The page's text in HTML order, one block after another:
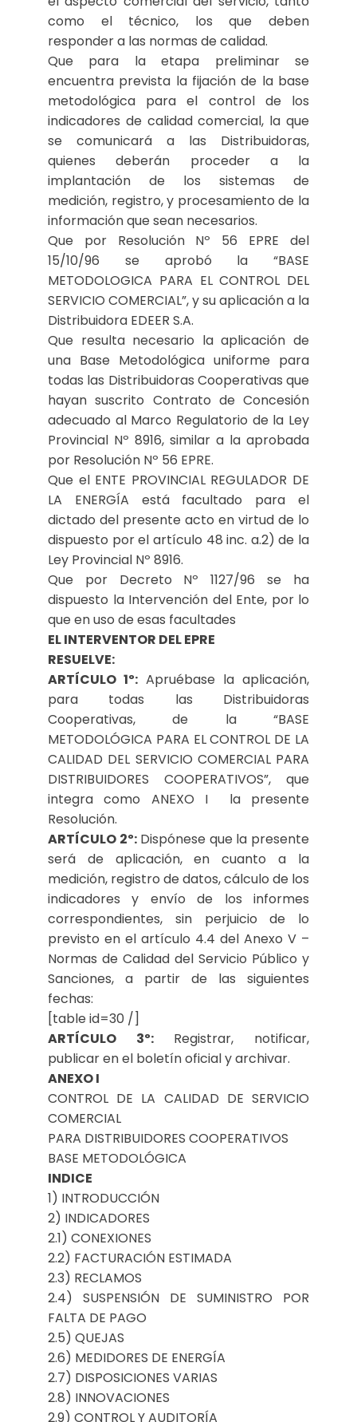
como el técnico, los que deben
responder a las normas de calidad.
Que para la etapa preliminar se
encuentra prevista la fijación de la base
metodológica para el control de los
indicadores de calidad comercial, la que
se comunicará a las Distribuidoras,
quienes deberán proceder a la
implantación de los sistemas de
medición, registro, y procesamiento de la
información que sean necesarios.
Que por Resolución Nº 56 EPRE del
15/10/96 se aprobó la “BASE
METODOLOGICA PARA EL CONTROL DEL
SERVICIO COMERCIAL”, y su aplicación a la
Distribuidora EDEER S.A.
Que resulta necesario la aplicación de
una Base Metodológica uniforme para
todas las Distribuidoras Cooperativas que
hayan suscrito Contrato de Concesión
adecuado al Marco Regulatorio de la Ley
Provincial Nº 8916, similar a la aprobada
por Resolución Nº 56 EPRE.
Que el ENTE PROVINCIAL REGULADOR DE
LA ENERGÍA está facultado para el
dictado del presente acto en virtud de lo
dispuesto por el artículo 48 inc. a.2) de la
Ley Provincial Nº 8916.
Que por Decreto Nº 1127/96 se ha
dispuesto la Intervención del Ente, por lo
que en uso de esas facultades
EL INTERVENTOR DEL EPRE
RESUELVE:
ARTÍCULO 1º: Apruébase la aplicación,
para todas las Distribuidoras
Cooperativas, de la “BASE
METODOLÓGICA PARA EL CONTROL DE LA
CALIDAD DEL SERVICIO COMERCIAL PARA
DISTRIBUIDORES COOPERATIVOS”, que
integra como ANEXO I la presente
Resolución.
ARTÍCULO 2º:Dispónese que la presente
será de aplicación, en cuanto a la
medición, registro de datos, cálculo de los
indicadores y envío de los informes
correspondientes, sin perjuicio de lo
previsto en el artículo 4.4 del Anexo V –
Normas de Calidad del Servicio Público y
Sanciones, a partir de las siguientes
fechas:
[table id=30 /]
ARTÍCULO 3º:Registrar, notificar,
publicar en el boletín oficial y archivar.
ANEXO I
CONTROL DE LA CALIDAD DE SERVICIO
COMERCIAL
PARA DISTRIBUIDORES COOPERATIVOS
BASE METODOLÓGICA
INDICE
1) INTRODUCCIÓN
2) INDICADORES
2.1) CONEXIONES
2.2) FACTURACIÓN ESTIMADA
2.3) RECLAMOS
2.4) SUSPENSIÓN DE SUMINISTRO POR
FALTA DE PAGO
2.5) QUEJAS
2.6) MEDIDORES DE ENERGÍA
2.7) DISPOSICIONES VARIAS
2.8) INNOVACIONES
2.9) CONTROL Y AUDITORÍA